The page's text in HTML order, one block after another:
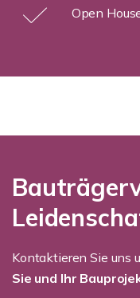
Open
Kontaktieren Sie uns
Sie und Ihr